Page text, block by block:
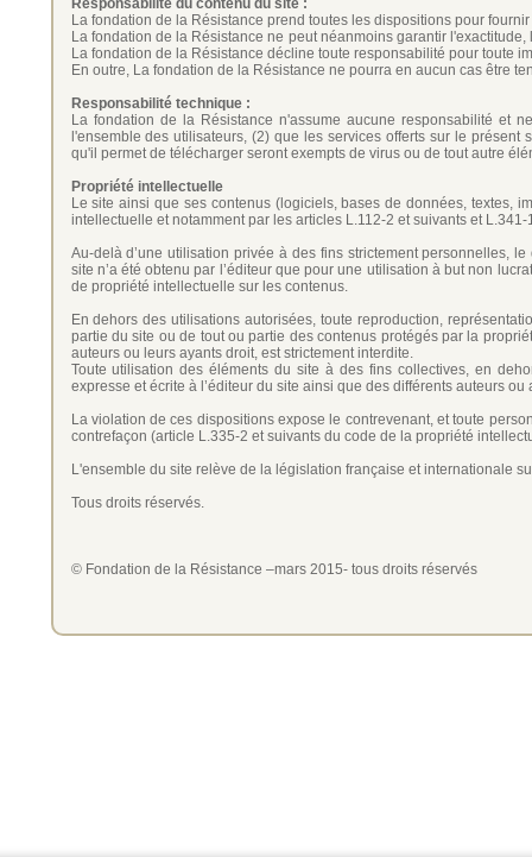
Responsabilité du contenu du site :
La fondation de la Résistance prend toutes les dispositions pour
La fondation de la Résistance ne peut néanmoins garantir
La fondation de la Résistance décline toute responsabilité pour toute
En outre, La fondation de la Résistance ne pourra en aucun cas être
Responsabilité technique :
La fondation de la Résistance n'assume aucune responsabilité et
l'ensemble des utilisateurs, (2) que les services offerts sur le
qu'il permet de télécharger seront exempts de virus ou de tout autre
Propriété intellectuelle
Le site ainsi que ses contenus (logiciels, bases de données, textes,
intellectuelle et notamment par les articles L.112-2 et suivants et
Au-delà d’une utilisation privée à des fins strictement personnelles,
site n’a été obtenu par l’éditeur que pour une utilisation à but non
de propriété intellectuelle sur les contenus.
En dehors des utilisations autorisées, toute reproduction,
partie du site ou de tout ou partie des contenus protégés par la
auteurs ou leurs ayants droit, est strictement interdite.
Toute utilisation des éléments du site à des fins collectives, en
expresse et écrite à l’éditeur du site ainsi que des différents auteurs
La violation de ces dispositions expose le contrevenant, et toute
contrefaçon (article L.335-2 et suivants du code de la propriété
L'ensemble du site relève de la législation française et internationale
Tous droits réservés.
© Fondation de la Résistance –mars 2015- tous droits réservés